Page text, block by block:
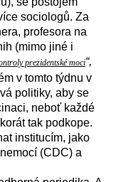
sociologů. Za
a, profesora na
(mimo jiné i
prezidentské moci“,
v tomto týdnu v
politiky, aby se
neboť každé
tak podkope.
institucím, jako
(CDC) a